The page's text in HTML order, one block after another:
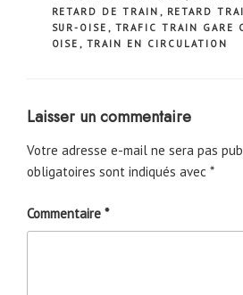
RETARD DE TRAIN , RETARD
SUR-OISE , TRAFIC TRAIN GARE
OISE , TRAIN EN CIRCULATION
Laisser un commentaire
Votre adresse e-mail ne sera pas
obligatoires sont indiqués avec *
Commentaire *